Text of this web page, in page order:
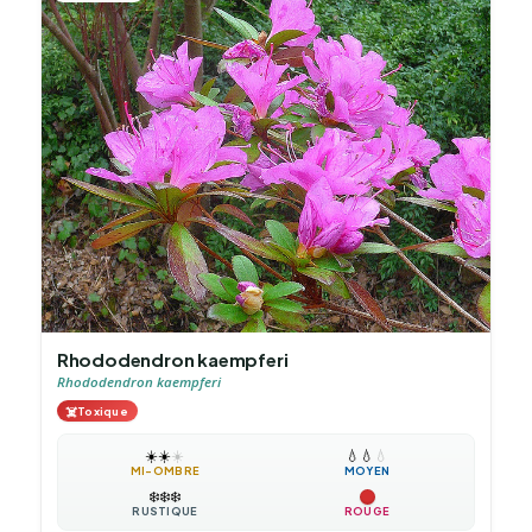
Rhododendron kaempferi
Rhododendron kaempferi
☠️Toxique
☀️☀️☀️
MI-OMBRE
💧 💧 💧
MOYEN
❄️❄️❄️
RUSTIQUE ROUGE